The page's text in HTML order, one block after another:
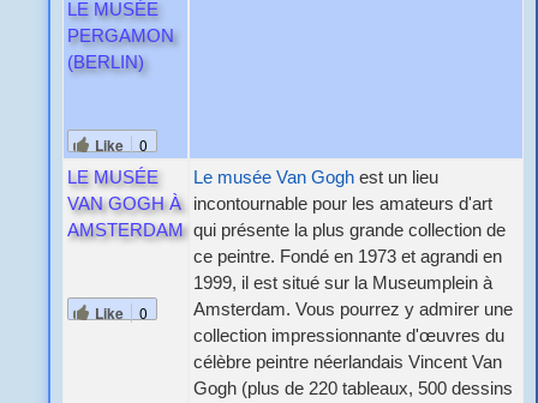
LE MUSÉE
PERGAMON
(BERLIN)
Like
0
LE MUSÉE
VAN GOGH À
AMSTERDAM
Like 0
Le musée Van Gogh est un lieu
incontournable pour les amateurs d'art
qui présente la plus grande collection de
ce peintre. Fondé en 1973 et agrandi en
1999, il est situé sur la Museumplein à
Amsterdam. Vous pourrez y admirer une
collection impressionnante d'œuvres du
célèbre peintre néerlandais Vincent Van
Gogh (plus de 220 tableaux, 500 dessins